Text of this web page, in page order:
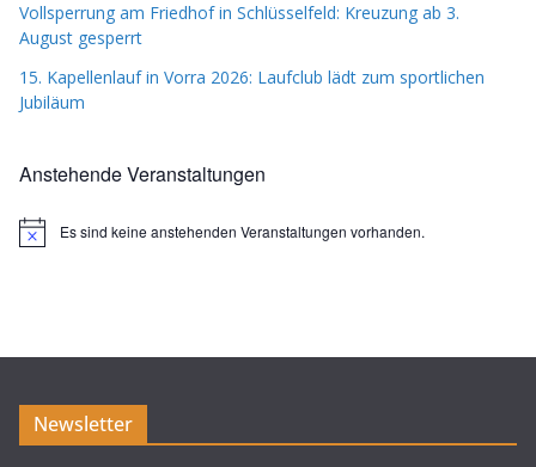
Vollsperrung am Friedhof in Schlüsselfeld: Kreuzung ab 3.
August gesperrt
15. Kapellenlauf in Vorra 2026: Laufclub lädt zum sportlichen
Jubiläum
Anstehende Veranstaltungen
H
s
Es sind keine anstehenden Veranstaltungen vorhanden.
Newsletter